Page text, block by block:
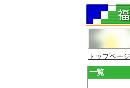
トップページ
一覧